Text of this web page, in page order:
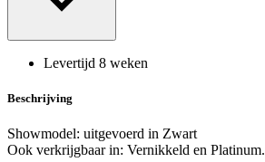
Levertijd 8 weken
Beschrijving
Showmodel: uitgevoerd in Zwart
Ook verkrijgbaar in: Vernikkeld en Platinum.